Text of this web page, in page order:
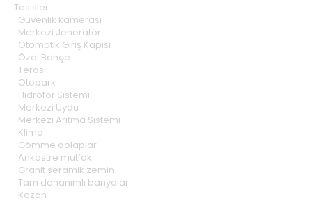
Tesisler
· Güvenlik kamerası
· Merkezi Jeneratör
· Otomatik Giriş Kapısı
· Özel Bahçe
· Teras
· Otopark
· Hidrofor Sistemi
· Merkezi Uydu
· Merkezi Arıtma Sistemi
· Klima
· Gömme dolaplar
· Ankastre mutfak
· Granit seramik zemin
· Tam donanımlı banyolar
· Kazan